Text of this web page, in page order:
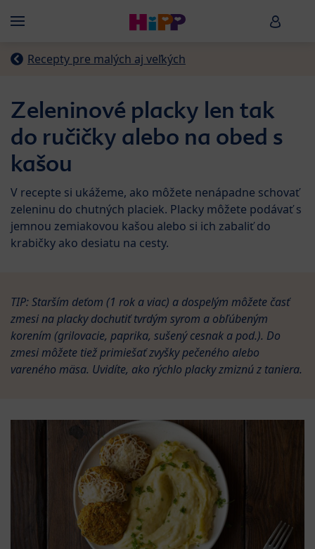
Menü HiPP
Recepty pre malých aj veľkých
Zeleninové placky len tak
do ručičky alebo na obed s
kašou
V recepte si ukážeme, ako môžete nenápadne schovať
zeleninu do chutných placiek. Placky môžete podávať s
jemnou zemiakovou kašou alebo si ich zabaliť do
krabičky ako desiatu na cesty.
TIP: Starším deťom (1 rok a viac) a dospelým môžete časť
zmesi na placky dochutiť tvrdým syrom a obľúbeným
korením (grilovacie, paprika, sušený cesnak a pod.). Do
zmesi môžete tiež primiešať zvyšky pečeného alebo
vareného mäsa. Uvidíte, ako rýchlo placky zmiznú z taniera.